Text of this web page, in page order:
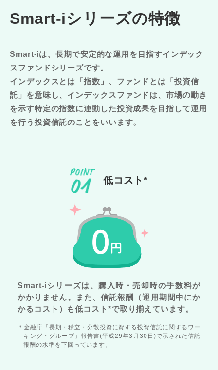
Smart-iシリーズの特徴
Smart-iは、長期で安定的な運用を目指すインデック
スファンドシリーズです。
インデックスとは「指数」、ファンドとは「投資信
託」を意味し、 インデックスファンドは、市場の動き
を示す特定の指数に連動した投資成果を目指して運用
を行う投資信託のことをいいます。
低コスト*
Smart-iシリーズは、購入時・売却時の手数料が
かかりません。また、信託報酬（運用期間中にか
かるコスト）も低コスト*で取り揃えています。
＊金融庁「長期・積立・分散投資に資する投資信託に関するワー
キング・グループ」報告書(平成29年3月30日)で示された信託
報酬の水準を下回っています。